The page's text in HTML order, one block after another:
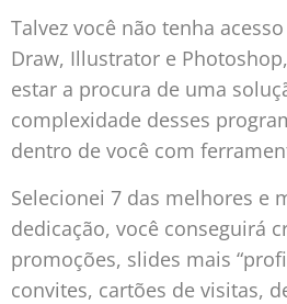
Talvez você não tenha
Draw, Illustrator e
estar a procura de uma
complexidade desses
dentro de você com
Selecionei 7 das melhores e
dedicação, você conseguirá
promoções, slides mais
convites, cartões de visitas,